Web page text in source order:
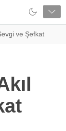
ve Şefkat